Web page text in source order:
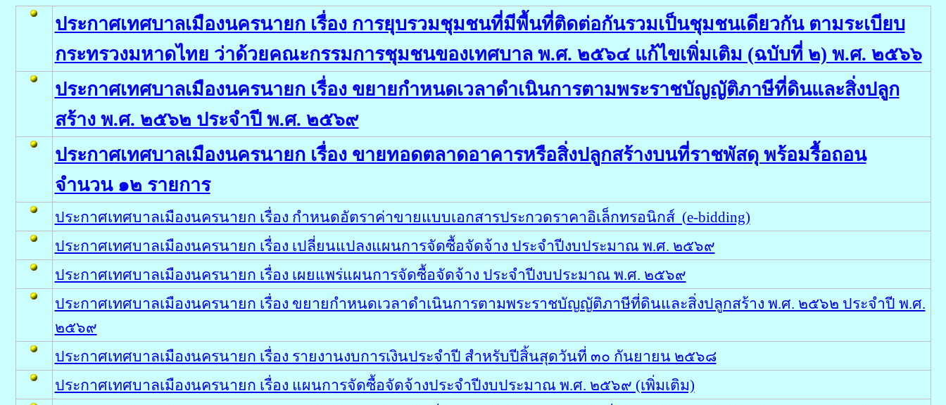
ประกาศเทศบาลเมืองนครนายก เรื่องการยุบรวมชุมชนที่มีพื้นที่ติดต่อกันรวมเป็นชุมชนเดียวกัน ตามระเบียบ
กระทรวงมหาดไทย ว่าด้วยคณะกรรมการชุมชนของเทศบาล พ.ศ. ๒๕๖๔ แก้ไขเพิ่มเติม (ฉบับที่ ๒) พ.ศ. ๒๕๖๖
ประกาศเทศบาลเมืองนครนายก เรื่อง ขยายกำหนดเวลาดำเนินการตามพระราชบัญญัติภาษีที่ดินและสิ่งปลูก
สร้าง พ.ศ. ๒๕๖๒ ประจำปี พ.ศ. ๒๕๖๙
ประกาศเทศบาลเมืองนครนายก เรื่อง ขายทอดตลาดอาคารหรือสิ่งปลูกสร้างบนที่ราชพัสดุ พร้อมรื้อถอน
จำนวน ๑๒ รายการ
ประกาศเทศบาลเมืองนครนายก เรื่อง กำหนดอัตราค่าขายแบบเอกสารประกวดราคาอิเล็กทรอนิกส์ (e-bidding)
ประกาศเทศบาลเมืองนครนายก เรื่อง เปลี่ยนแปลงแผนการจัดซื้อจัดจ้าง ประจำปีงบประมาณ พ.ศ. ๒๕๖๙
ประกาศเทศบาลเมืองนครนายก เรื่อง เผยแพร่แผนการจัดซื้อจัดจ้าง ประจำปีงบประมาณ พ.ศ. ๒๕๖๙
ประกาศเทศบาลเมืองนครนายก เรื่อง ขยายกำหนดเวลาดำเนินการตามพระราชบัญญัติภาษีที่ดินและสิ่งปลูกสร้าง พ.ศ. ๒๕๖๒ ประจำปี พ.ศ.
๒๕๖๙
ประกาศเทศบาลเมืองนครนายก เรื่อง รายงานงบการเงินประจำปี สำหรับปีสิ้นสุดวันที่ ๓๐ กันยายน ๒๕๖๘
ประกาศเทศบาลเมืองนครนายก เรื่อง แผนการจัดซื้อจัดจ้างประจำปีงบประมาณ พ.ศ. ๒๕๖๙ (เพิ่มเติม)